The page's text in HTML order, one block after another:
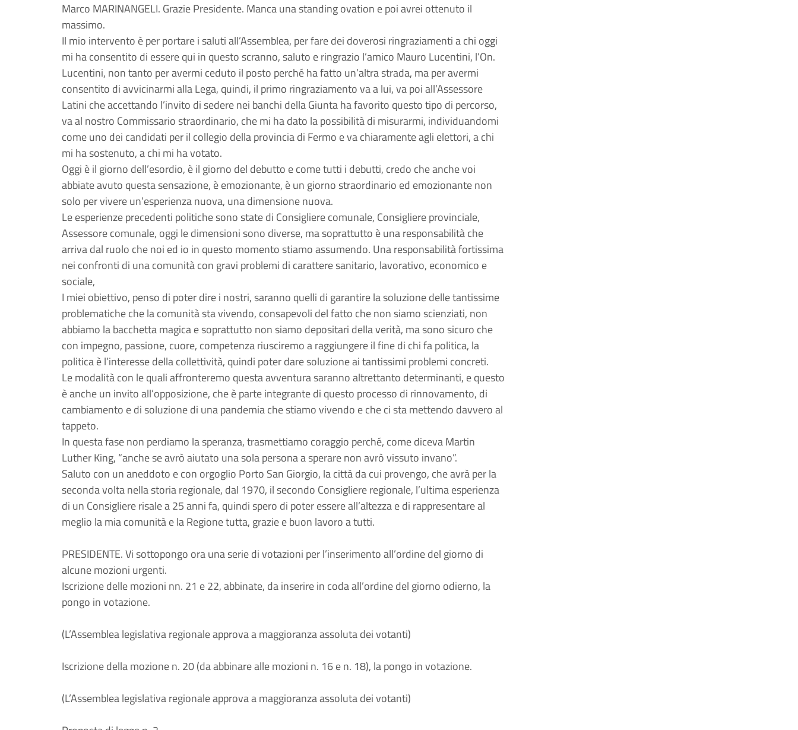
Marco MARINANGELI. Grazie Presidente. Manca una standing ovation e poi avrei ottenuto il
massimo.
Il mio intervento è per portare i saluti all’Assemblea, per fare dei doverosi ringraziamenti a chi oggi
mi ha consentito di essere qui in questo scranno, saluto e ringrazio l’amico Mauro Lucentini, l’On.
Lucentini, non tanto per avermi ceduto il posto perché ha fatto un’altra strada, ma per avermi
consentito di avvicinarmi alla Lega, quindi, il primo ringraziamento va a lui, va poi all’Assessore
Latini che accettando l’invito di sedere nei banchi della Giunta ha favorito questo tipo di percorso,
va al nostro Commissario straordinario, che mi ha dato la possibilità di misurarmi, individuandomi
come uno dei candidati per il collegio della provincia di Fermo e va chiaramente agli elettori, a chi
mi ha sostenuto, a chi mi ha votato.
Oggi è il giorno dell’esordio, è il giorno del debutto e come tutti i debutti, credo che anche voi
abbiate avuto questa sensazione, è emozionante, è un giorno straordinario ed emozionante non
solo per vivere un’esperienza nuova, una dimensione nuova.
Le esperienze precedenti politiche sono state di Consigliere comunale, Consigliere provinciale,
Assessore comunale, oggi le dimensioni sono diverse, ma soprattutto è una responsabilità che
arriva dal ruolo che noi ed io in questo momento stiamo assumendo. Una responsabilità fortissima
nei confronti di una comunità con gravi problemi di carattere sanitario, lavorativo, economico e
sociale,
I miei obiettivo, penso di poter dire i nostri, saranno quelli di garantire la soluzione delle tantissime
problematiche che la comunità sta vivendo, consapevoli del fatto che non siamo scienziati, non
abbiamo la bacchetta magica e soprattutto non siamo depositari della verità, ma sono sicuro che
con impegno, passione, cuore, competenza riusciremo a raggiungere il fine di chi fa politica, la
politica è l’interesse della collettività, quindi poter dare soluzione ai tantissimi problemi concreti.
Le modalità con le quali affronteremo questa avventura saranno altrettanto determinanti, e questo
è anche un invito all’opposizione, che è parte integrante di questo processo di rinnovamento, di
cambiamento e di soluzione di una pandemia che stiamo vivendo e che ci sta mettendo davvero al
tappeto.
In questa fase non perdiamo la speranza, trasmettiamo coraggio perché, come diceva Martin
Luther King, “anche se avrò aiutato una sola persona a sperare non avrò vissuto invano”.
Saluto con un aneddoto e con orgoglio Porto San Giorgio, la città da cui provengo, che avrà per la
seconda volta nella storia regionale, dal 1970, il secondo Consigliere regionale, l’ultima esperienza
di un Consigliere risale a 25 anni fa, quindi spero di poter essere all’altezza e di rappresentare al
meglio la mia comunità e la Regione tutta, grazie e buon lavoro a tutti.
PRESIDENTE. Vi sottopongo ora una serie di votazioni per l’inserimento all’ordine del giorno di
alcune mozioni urgenti.
Iscrizione delle mozioni nn. 21 e 22, abbinate, da inserire in coda all’ordine del giorno odierno, la
pongo in votazione.
(L’Assemblea legislativa regionale approva a maggioranza assoluta dei votanti)
Iscrizione della mozione n. 20 (da abbinare alle mozioni n. 16 e n. 18), la pongo in votazione.
(L’Assemblea legislativa regionale approva a maggioranza assoluta dei votanti)